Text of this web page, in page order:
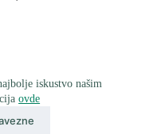
iskustvo našim
ovde
| Razvijeno od strane